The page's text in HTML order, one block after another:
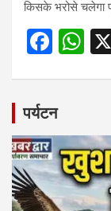
किसके भरोसे चलेगा
F
b
o
o
k
W
A
p
p
पर्यटन